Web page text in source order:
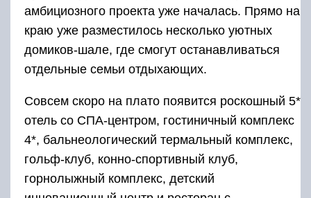
амбициозного проекта уже началась. Прямо на
краю уже разместилось несколько уютных
домиков-шале, где смогут останавливаться
отдельные семьи отдыхающих.
Совсем скоро на плато появится роскошный 5*
отель со СПА-центром, гостиничный комплекс
4*, бальнеологический термальный комплекс,
гольф-клуб, конно-спортивный клуб,
горнолыжный комплекс, детский